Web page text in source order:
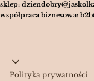
sklep:
współpraca biznesowa:
Linki w stopce
Polityka prywatności